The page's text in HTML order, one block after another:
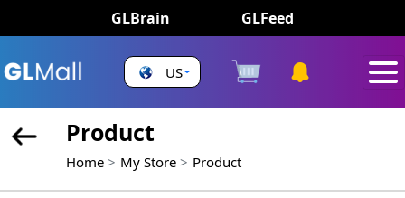
GLBrain GLFeed
US
Product
Home My Store Product